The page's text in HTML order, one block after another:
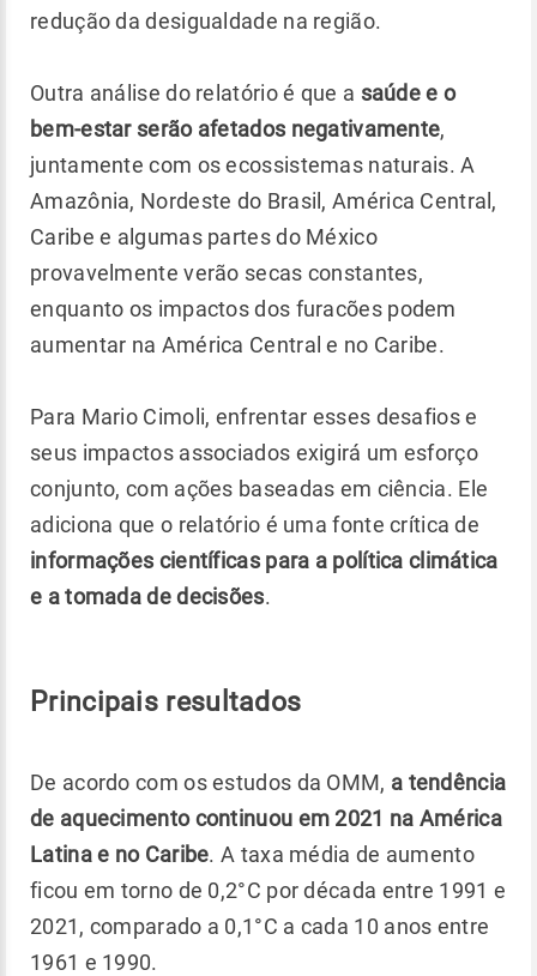
redução da desigualdade na região.
Outra análise do relatório é que a saúde e o
bem-estar serão afetados negativamente,
juntamente com os ecossistemas naturais. A
Amazônia, Nordeste do Brasil, América Central,
Caribe e algumas partes do México
provavelmente verão secas constantes,
enquanto os impactos dos furacões podem
aumentar na América Central e no Caribe.
Para Mario Cimoli, enfrentar esses desafios e
seus impactos associados exigirá um esforço
conjunto, com ações baseadas em ciência. Ele
adiciona que o relatório é uma fonte crítica de
informações científicas para a política climática
e a tomada de decisões.
Principais resultados
De acordo com os estudos da OMM, a tendência
de aquecimento continuou em 2021 na América
Latina e no Caribe. A taxa média de aumento
ficou em torno de 0,2°C por década entre 1991 e
2021, comparado a 0,1°C a cada 10 anos entre
1961 e 1990.